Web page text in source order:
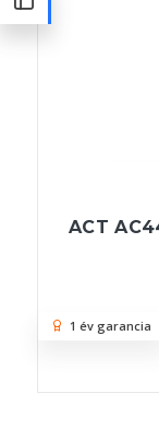
ACT
1 év garancia